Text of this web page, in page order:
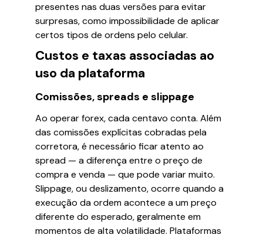
presentes nas duas versões para evitar
surpresas, como impossibilidade de aplicar
certos tipos de ordens pelo celular.
Custos e taxas associadas ao
uso da plataforma
Comissões, spreads e slippage
Ao operar forex, cada centavo conta. Além
das comissões explícitas cobradas pela
corretora, é necessário ficar atento ao
spread — a diferença entre o preço de
compra e venda — que pode variar muito.
Slippage, ou deslizamento, ocorre quando a
execução da ordem acontece a um preço
diferente do esperado, geralmente em
momentos de alta volatilidade. Plataformas